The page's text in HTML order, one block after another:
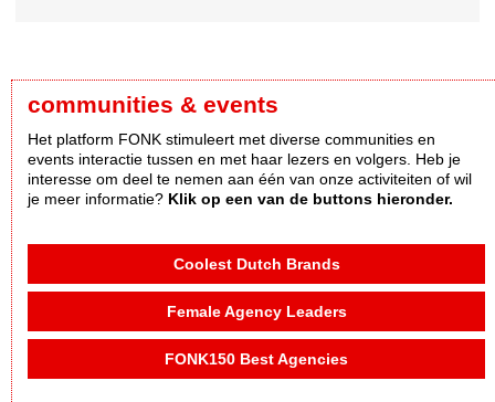
communities & events
Het platform FONK stimuleert met diverse communities en
events interactie tussen en met haar lezers en volgers. Heb je
interesse om deel te nemen aan één van onze activiteiten of wil
je meer informatie? Klik op een van de buttons hieronder.
Coolest Dutch Brands
Female Agency Leaders
FONK150 Best Agencies